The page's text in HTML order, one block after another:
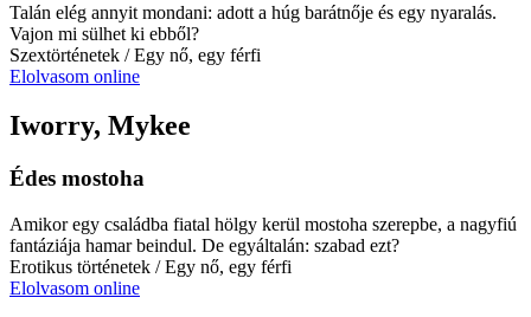
Talán elég annyit mondani: adott a húg barátnője és egy nyaralás.
Vajon mi sülhet ki ebből?
Szextörténetek / Egy nő, egy férfi
Elolvasom online
Iworry, Mykee
Édes mostoha
Amikor egy családba fiatal hölgy kerül mostoha szerepbe, a nagyfiú
fantáziája hamar beindul. De egyáltalán: szabad ezt?
Erotikus történetek / Egy nő, egy férfi
Elolvasom online